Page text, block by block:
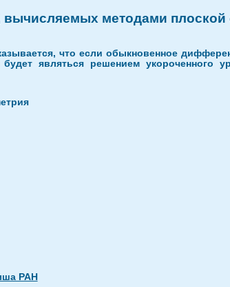
методами плоской
что если обыкновенное
являться решением укороченного
РАН